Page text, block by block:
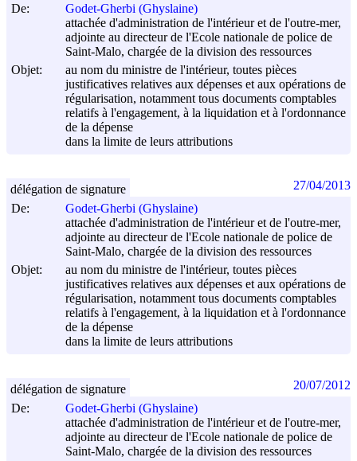
De:
Godet-Gherbi (Ghyslaine)
attachée d'administration de l'intérieur et de l'outre-mer,
adjointe au directeur de l'Ecole nationale de police de
Saint-Malo, chargée de la division des ressources
Objet:
au nom du ministre de l'intérieur, toutes pièces
justificatives relatives aux dépenses et aux opérations de
régularisation, notamment tous documents comptables
relatifs à l'engagement, à la liquidation et à l'ordonnance
de la dépense
dans la limite de leurs attributions
De:
Godet-Gherbi (Ghyslaine)
attachée d'administration de l'intérieur et de l'outre-mer,
adjointe au directeur de l'Ecole nationale de police de
Saint-Malo, chargée de la division des ressources
Objet:
au nom du ministre de l'intérieur, toutes pièces
justificatives relatives aux dépenses et aux opérations de
régularisation, notamment tous documents comptables
relatifs à l'engagement, à la liquidation et à l'ordonnance
de la dépense
dans la limite de leurs attributions
délégation de signature 27/04/2013
De:
Godet-Gherbi (Ghyslaine)
attachée d'administration de l'intérieur et de l'outre-mer,
adjointe au directeur de l'Ecole nationale de police de
Saint-Malo, chargée de la division des ressources
délégation de signature 20/07/2012